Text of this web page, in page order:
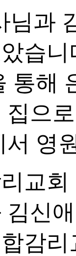
님과
습
통해
집으
서 영
교
신
감